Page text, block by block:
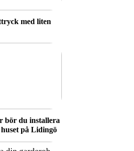
med liten
bör du installera
på Lidingö